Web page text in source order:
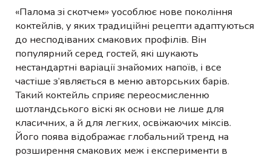
«Палома зі скотчем» уособлює нове покоління
коктейлів, у яких традиційні рецепти адаптуються
до несподіваних смакових профілів. Він
популярний серед гостей, які шукають
нестандартні варіації знайомих напоїв, і все
частіше з’являється в меню авторських барів.
Такий коктейль сприяє переосмисленню
шотландського віскі як основи не лише для
класичних, а й для легких, освіжаючих міксів.
Його поява відображає глобальний тренд на
розширення смакових меж і експерименти в